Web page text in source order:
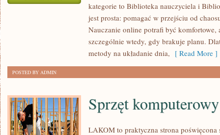
NAUCZYCIELA
kategorie to Biblioteka nauczyciela i
jest prosta: pomagać w przejściu od
Nauczanie online potrafi być komfortowe,
szczególnie wtedy, gdy brakuje planu.
metody na układanie dnia, [ Read More ]
POSTED BY ADMIN
Sprzęt komputerowy
LAKOM to praktyczna strona